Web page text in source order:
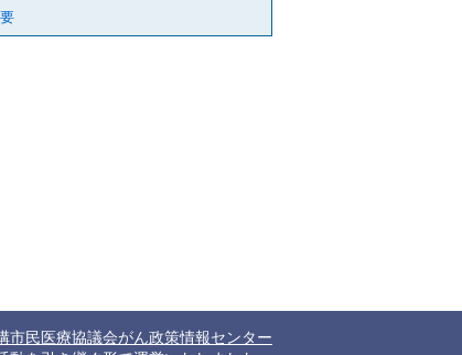
市民医療協議会がん政策情報センター